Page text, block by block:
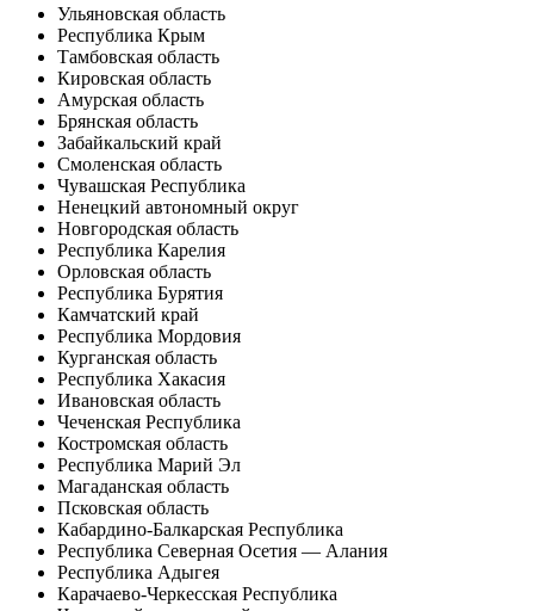
Ульяновская область
Республика Крым
Тамбовская область
Кировская область
Амурская область
Брянская область
Забайкальский край
Смоленская область
Чувашская Республика
Ненецкий автономный округ
Новгородская область
Республика Карелия
Орловская область
Республика Бурятия
Камчатский край
Республика Мордовия
Курганская область
Республика Хакасия
Ивановская область
Чеченская Республика
Костромская область
Республика Марий Эл
Магаданская область
Псковская область
Кабардино-Балкарская Республика
Республика Северная Осетия — Алания
Республика Адыгея
Карачаево-Черкесская Республика